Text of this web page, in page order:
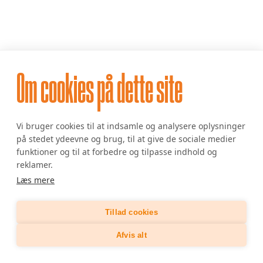
Om cookies på dette site
Vi bruger cookies til at indsamle og analysere oplysninger
på stedet ydeevne og brug, til at give de sociale medier
funktioner og til at forbedre og tilpasse indhold og
reklamer.
Læs mere
Tillad cookies
Afvis alt